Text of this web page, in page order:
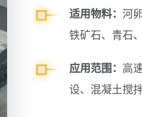
适用物料： 河
铁矿石、青石
应用范围： 高
设、混凝土搅